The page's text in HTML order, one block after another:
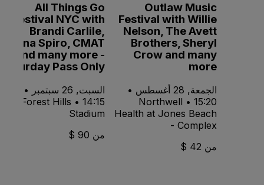
Outlaw Music
Festival with Willie
Nelson, The Avett
Brothers, Sheryl
Crow and many
more
الجمعة, 28 أغسطس •
15:20 • Northwell
Health at Jones Beach
- Complex
من 42 $
All Things Go
Festival NYC with
Brandi Carlile,
Sienna Spiro, CMAT
and many more -
Saturday Pass Only
السبت, 26 سبتمبر •
14:15 • Forest Hills
Stadium
من 90 $